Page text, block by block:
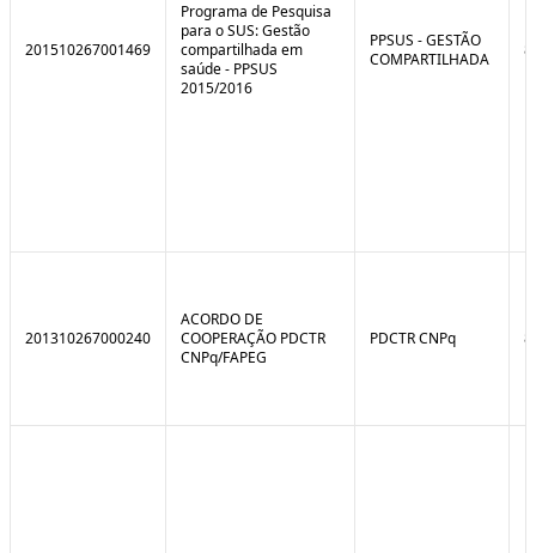
201510267001469
Programa de Pesquisa
para o SUS: Gestão
compartilhada em
saúde - PPSUS
2015/2016
PPSUS - GESTÃO
COMPARTILHADA
201310267000240
ACORDO DE
COOPERAÇÃO PDCTR
CNPq/FAPEG
PDCTR CNPq